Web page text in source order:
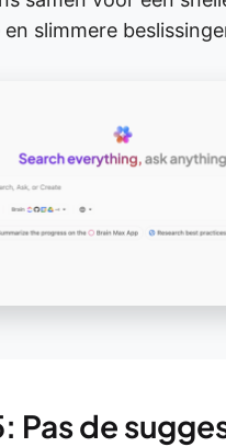
en slimmere
Pas de